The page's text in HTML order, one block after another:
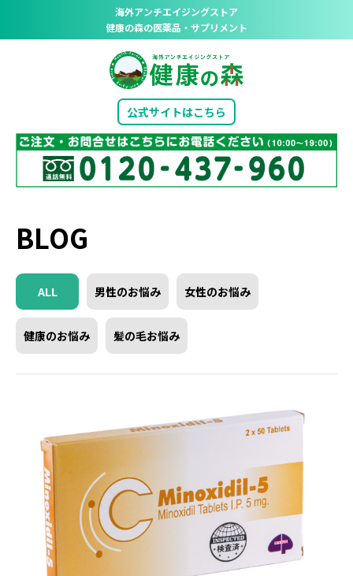
海外アンチエイジングストア
健康の森の医薬品・サプリメント
公式サイトはこちら
BLOG
ALL 男性のお悩み 女性のお悩み
健康のお悩み 髪の毛お悩み